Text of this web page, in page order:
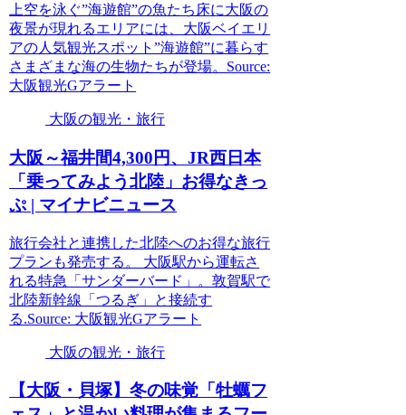
上空を泳ぐ”海遊館”の魚たち床に大阪の
夜景が現れるエリアには、大阪ベイエリ
アの人気観光スポット”海遊館”に暮らす
さまざまな海の生物たちが登場。Source:
大阪観光Gアラート
大阪の観光・旅行
大阪 ～福井間4,300円、JR西日本
「乗ってみよう北陸」お得なきっ
ぷ | マイナビニュース
旅行会社と連携した北陸へのお得な旅行
プランも発売する。 大阪駅から運転さ
れる特急「サンダーバード」。敦賀駅で
北陸新幹線「つるぎ」と接続す
る.Source: 大阪観光Gアラート
大阪の観光・旅行
【大阪 ・貝塚】冬の味覚「牡蠣フ